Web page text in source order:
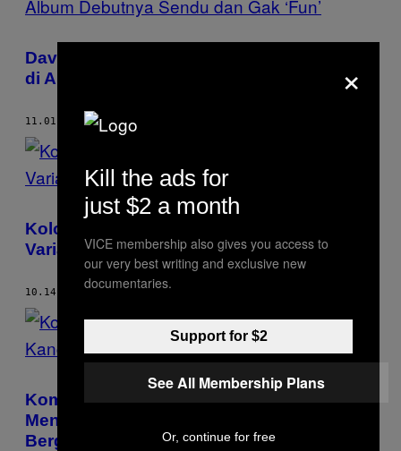
David Bayu Beberkan Alasan Lagu-Lagu
di Album Debutnya Sendu dan Gak ‘Fun’
11.01.22 BYYUDHISTIRA AGATO
Kolom Soundcheck Terbaru Ingatkan Kita
Variatifnya Talenta Musik Indonesia
10.14.22 BYYUDHISTIRA AGATO
Kompilasi Soundcheck Kembali,
Menandai Kancah Musik Lokal yang Mulai
Bergairah
×
Kill the ads for
just $2 a month
VICE membership also gives you access to
our very best writing and exclusive new
documentaries.
Support for $2
See All Membership Plans
Or, continue for free